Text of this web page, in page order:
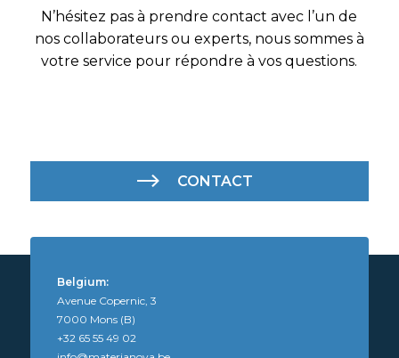
N’hésitez pas à prendre contact avec l’un de
nos collaborateurs ou experts, nous sommes à
votre service pour répondre à vos questions.
CONTACT
Belgium:
Avenue Copernic, 3
7000 Mons (B)
+32 65 55 49 02